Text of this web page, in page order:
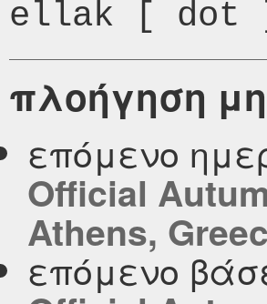
πλοήγηση
επόμενο
Official
Athens,
επόμενο